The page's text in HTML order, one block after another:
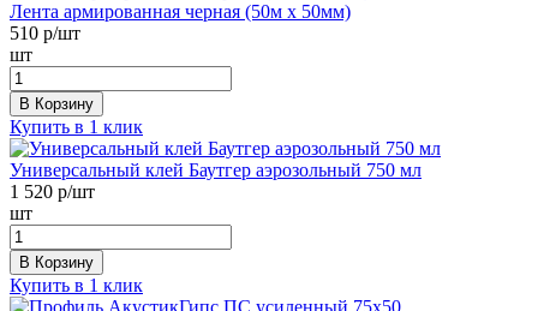
Лента армированная черная (50м х 50мм)
510 р/шт
шт
В Корзину
Купить в 1 клик
Универсальный клей Баутгер аэрозольный 750 мл
1 520 р/шт
шт
В Корзину
Купить в 1 клик